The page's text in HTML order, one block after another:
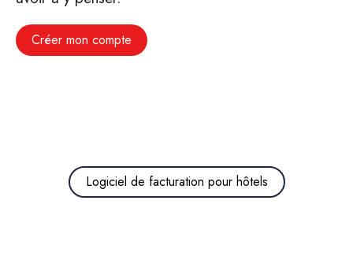
Créer mon compte
Logiciel de facturation pour hôtels